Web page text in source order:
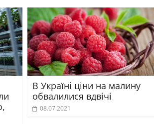
В Україні ціни на малину
обвалилися вдвічі
08.07.2021